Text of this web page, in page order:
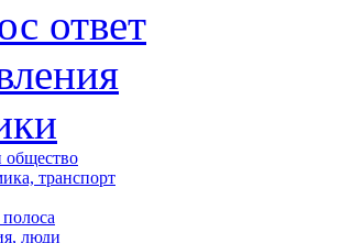
ответ
общество
транспорт
люди